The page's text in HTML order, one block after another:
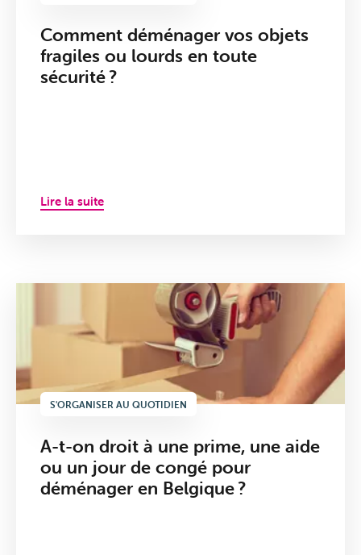
Comment déménager vos objets
fragiles ou lourds en toute
sécurité ?
Lire la suite
S'ORGANISER AU QUOTIDIEN
A-t-on droit à une prime, une aide
ou un jour de congé pour
déménager en Belgique ?